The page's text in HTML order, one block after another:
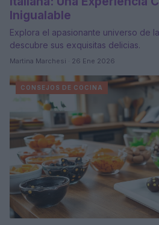
Inigualable
Explora el apasionante universo de
descubre sus exquisitas delicias.
Martina Marchesi · 26 Ene 2026
CONSEJOS DE COCINA